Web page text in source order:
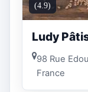
(4.9)
Ludy
98 Rue
France